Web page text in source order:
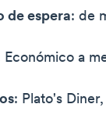
de espera: de
Económico a
: Plato's